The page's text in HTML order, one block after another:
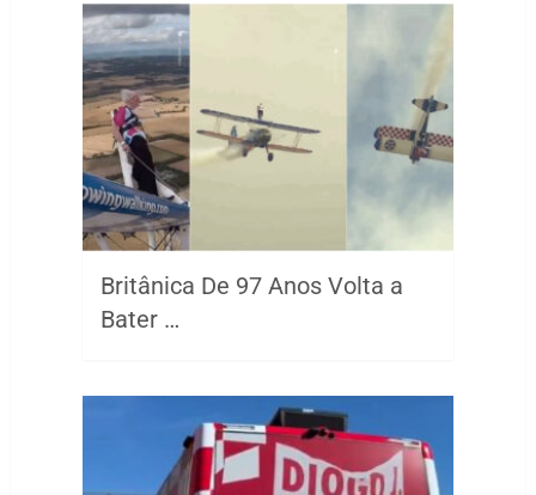
Britânica De 97 Anos Volta a
Bater …